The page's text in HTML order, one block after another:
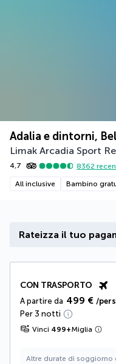
Adalia e dintorni,
Limak Arcadia Sport
4,7 8362
All inclusive Bambino
Rateizza il tuo
CON TRASPORTO
A partire da 499 € /
Per 3 notti
Vinci 499+Miglia
Altre durate di soggiorno